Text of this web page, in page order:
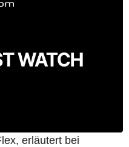
erläutert bei